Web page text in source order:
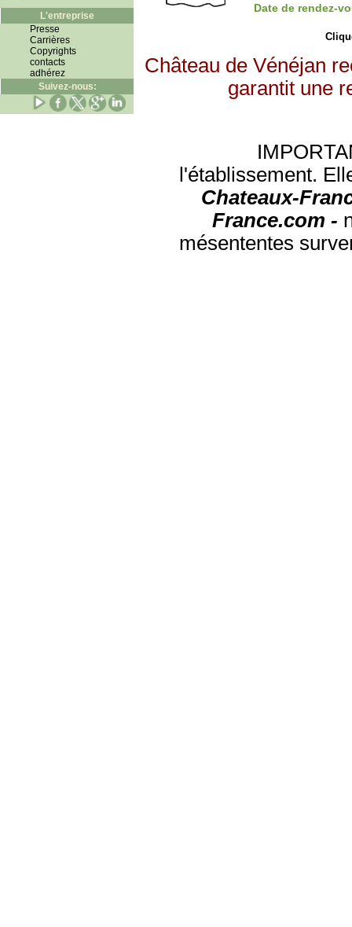
L'entreprise
Presse
Carrières
Copyrights
contacts
adhérez
Suivez-nous:
Date de rendez-
Château de Vénéjan
garantit une
l'établissement.
Chateaux-
France.com -
mésententes